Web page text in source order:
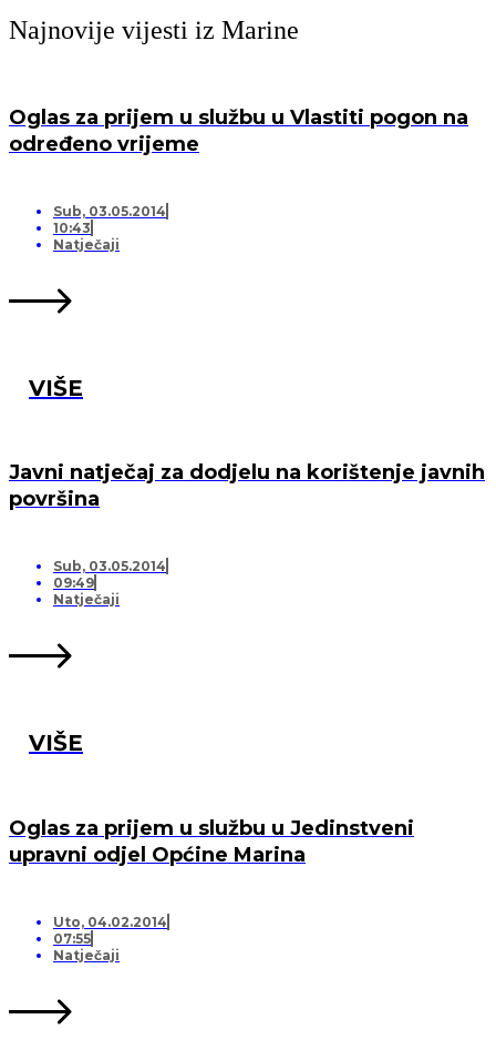
Najnovije vijesti iz Marine
Oglas za prijem u službu u Vlastiti pogon na
određeno vrijeme
Sub, 03.05.2014
10:43
Natječaji
VIŠE
Javni natječaj za dodjelu na korištenje javnih
površina
Sub, 03.05.2014
09:49
Natječaji
VIŠE
Oglas za prijem u službu u Jedinstveni
upravni odjel Općine Marina
Uto, 04.02.2014
07:55
Natječaji